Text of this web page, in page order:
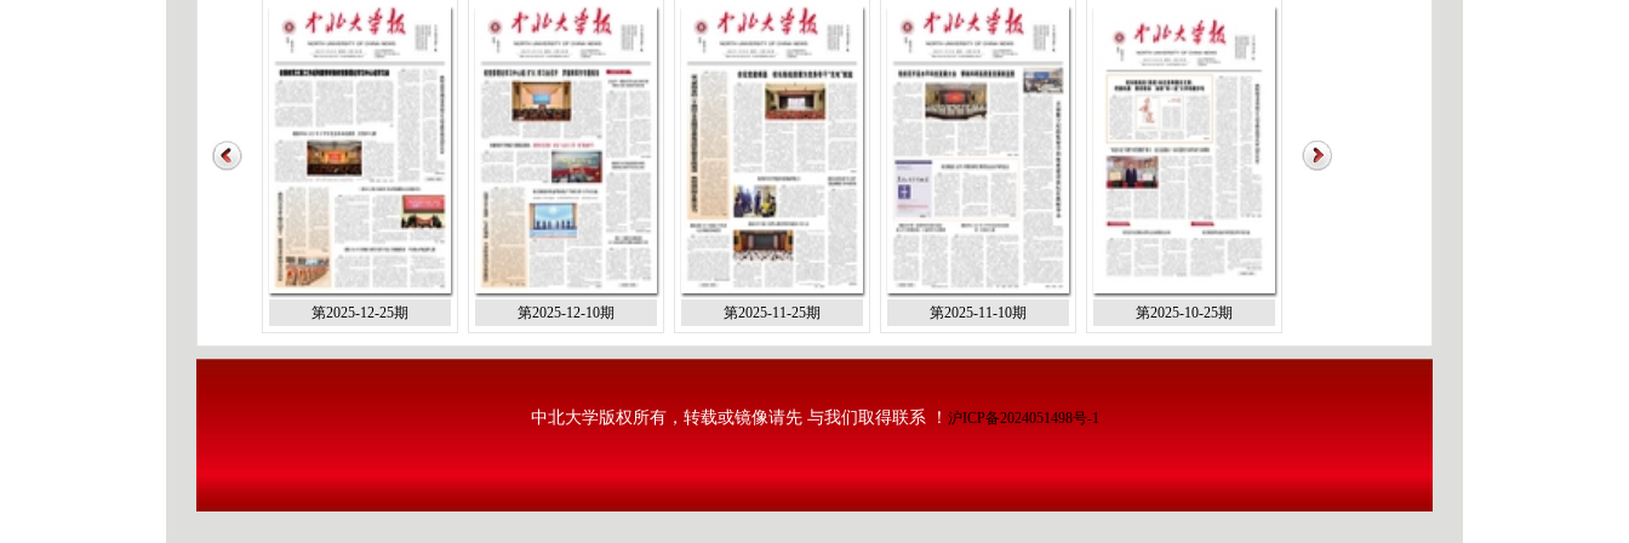
第2025-12-25期 第2025-12-10期 第2025-11-25期 第2025-11-10期 第2025-10-25期
中北大学版权所有，转载或镜像请先 与我们取得联系 ！ 沪ICP备2024051498号-1